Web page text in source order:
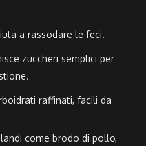
a rassodare le feci.
zuccheri semplici per
raffinati, facili da
come brodo di pollo,